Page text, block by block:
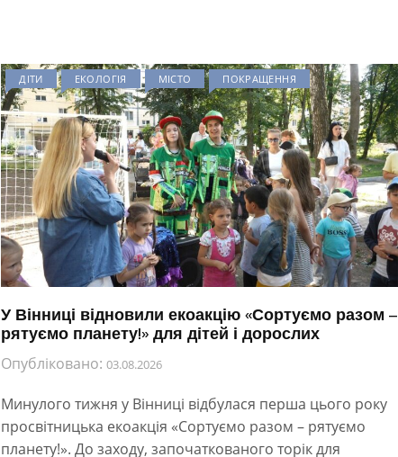
ДІТИ ЕКОЛОГІЯ МІСТО ПОКРАЩЕННЯ
У Вінниці відновили екоакцію «Сортуємо разом –
рятуємо планету!» для дітей і дорослих
Опубліковано:03.08.2026
Минулого тижня у Вінниці відбулася перша цього року
просвітницька екоакція «Сортуємо разом – рятуємо
планету!». До заходу, започаткованого торік для